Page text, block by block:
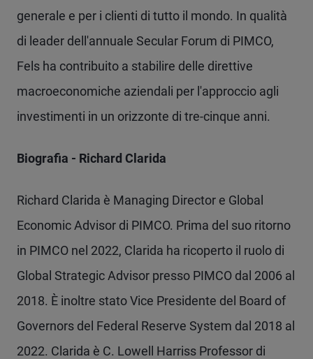
generale e per i clienti di tutto il mondo. In qualità
di leader dell'annuale Secular Forum di PIMCO,
Fels ha contribuito a stabilire delle direttive
macroeconomiche aziendali per l'approccio agli
investimenti in un orizzonte di tre-cinque anni.
Biografia - Richard Clarida
Richard Clarida è Managing Director e Global
Economic Advisor di PIMCO. Prima del suo ritorno
in PIMCO nel 2022, Clarida ha ricoperto il ruolo di
Global Strategic Advisor presso PIMCO dal 2006 al
2018. È inoltre stato Vice Presidente del Board of
Governors del Federal Reserve System dal 2018 al
2022. Clarida è C. Lowell Harriss Professor di